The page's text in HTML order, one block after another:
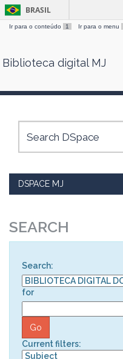
Skip
BRASIL
Ir para o conteúdo 1 Ir para o menu
Biblioteca digital MJ
DSPACE MJ
SEARCH
Search:
for
Current filters: